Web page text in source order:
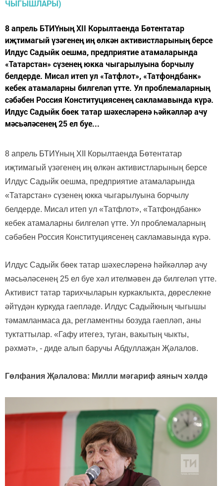
8 апрель БТИҮның XII Корылтаенда Бөтентатар
иҗтимагый үзәгенең иң өлкән активистларының берсе
Илдус Садыйк оешма, предприятие атамаларында
«Татарстан» сүзенең юкка чыгарылуына борчылу
белдерде. Мисал итеп ул «Татфлот», «Татфондбанк»
кебек атамаларны билгеләп үтте. Ул проблемаларның
сәбәбен Россия Конституциясенең сакламавында күрә.
Илдус Садыйк бөек татар шәхесләренә һәйкәлләр ачу
мәсьәләсенең 25 ел буе...
8 апрель БТИҮның XII Корылтаенда Бөтентатар
иҗтимагый үзәгенең иң өлкән активистларының берсе
Илдус Садыйк оешма, предприятие атамаларында
«Татарстан» сүзенең юкка чыгарылуына борчылу
белдерде. Мисал итеп ул «Татфлот», «Татфондбанк»
кебек атамаларны билгеләп үтте. Ул проблемаларның
сәбәбен Россия Конституциясенең сакламавында күрә.
Илдус Садыйк бөек татар шәхесләренә һәйкәлләр ачу
мәсьәләсенең 25 ел буе хәл ителмәвен дә билгеләп үтте.
Активист татар тарихчыларын куркаклыкта, дөреслекне
әйтүдән куркуда гаепләде. Илдус Садыйкның чыгышы
тәмамланмаса да, регламентны бозуда гаепләп, аны
туктаттылар. «Гафу итегез, туган, вакытың чыкты,
рәхмәт», - диде алып баручы Абдуллаҗан Җәлалов.
Гөлфания Җәлалова: Милли мәгариф аяныч хәлдә